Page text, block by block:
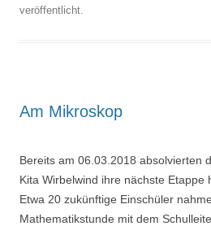
veröffentlicht.
Am Mikroskop
Bereits am 06.03.2018 absolvierten
Kita Wirbelwind ihre nächste Etappe
Etwa 20 zukünftige Einschüler
Mathematikstunde mit dem